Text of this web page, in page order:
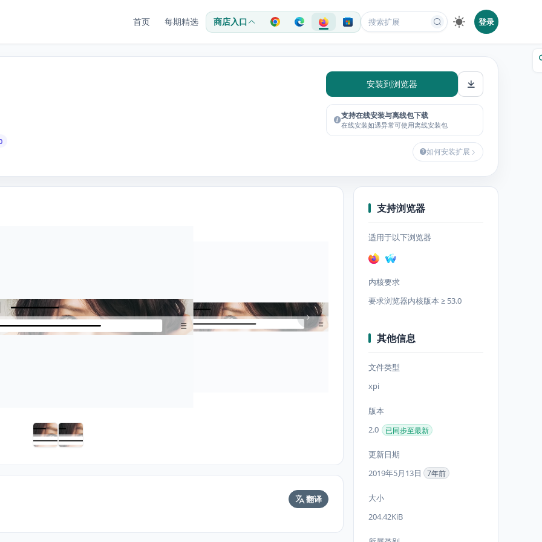
首页 每期精选 商店入口 登录
安装到浏览器
支持在线安装与离线包下载
在线安装如遇异常可使用离线安装包
如何安装扩展
翻译
支持浏览器
适用于以下浏览器
内核要求
要求浏览器内核版本 ≥ 53.0
其他信息
文件类型
xpi
版本
2.0
已同步至最新
更新日期
2019年5月13日
7年前
大小
204.42KiB